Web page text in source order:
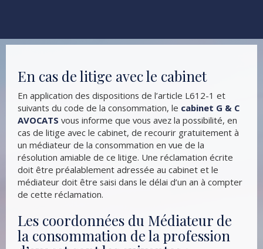
En cas de litige avec le cabinet
En application des dispositions de l’article L612-1 et
suivants du code de la consommation, le cabinet G & C
AVOCATS vous informe que vous avez la possibilité, en
cas de litige avec le cabinet, de recourir gratuitement à
un médiateur de la consommation en vue de la
résolution amiable de ce litige. Une réclamation écrite
doit être préalablement adressée au cabinet et le
médiateur doit être saisi dans le délai d’un an à compter
de cette réclamation.
Les coordonnées du Médiateur de
la consommation de la profession